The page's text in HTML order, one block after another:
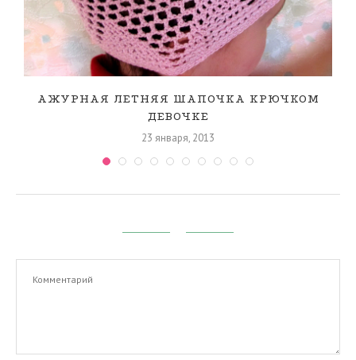
АЖУРНАЯ ЛЕТНЯЯ ШАПОЧКА КРЮЧКОМ
ДЕВОЧКЕ
23 января, 2013